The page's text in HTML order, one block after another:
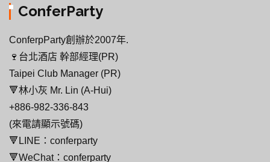
ConferParty
ConferpParty創辦於2007年.
🍷台北酒店 幹部經理(PR)
Taipei Club Manager (PR)
🔻林小灰 Mr. Lin (A-Hui)
+886-982-336-843
(來電請顯示號碼)
🔻LINE：conferparty
🔻WeChat：conferparty